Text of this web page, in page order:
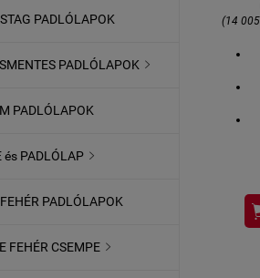
PADLÓLAPOK
PADLÓLAPOK 
PADLÓLAPOK
és PADLÓLAP 
PADLÓLAPOK
FEHÉR CSEMPE 
(14 005